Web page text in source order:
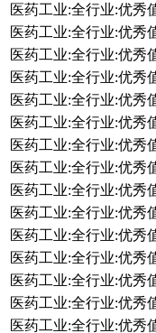
医药工业:全行业:优秀
医药工业:全行业:优秀
医药工业:全行业:优秀
医药工业:全行业:优秀
医药工业:全行业:优秀
医药工业:全行业:优秀
医药工业:全行业:优秀
医药工业:全行业:优秀
医药工业:全行业:优秀
医药工业:全行业:优秀
医药工业:全行业:优秀
医药工业:全行业:优秀
医药工业:全行业:优秀
医药工业:全行业:优秀
医药工业:全行业:优秀